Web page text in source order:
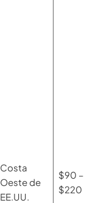
Costa
Oeste de
EE.UU.
$90 –
$220